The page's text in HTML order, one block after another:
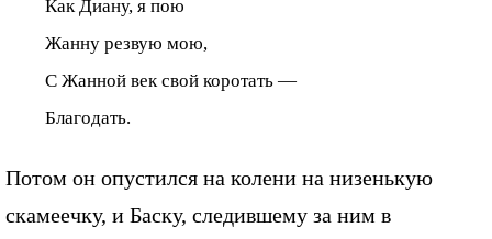
Как Диану, я пою
Жанну резвую мою,
С Жанной век свой коротать —
Благодать.
Потом он опустился на колени на низенькую
скамеечку, и Баску, следившему за ним в